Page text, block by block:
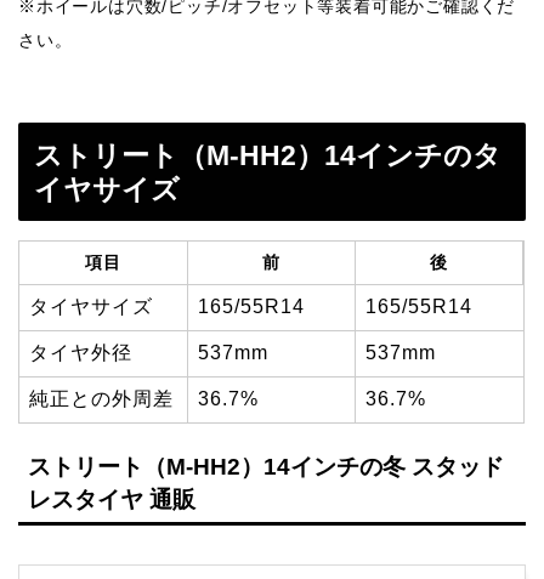
※ホイールは穴数/ピッチ/オフセット等装着可能かご確認くだ
さい。
ストリート（M-HH2）14インチのタ
イヤサイズ
項目 前 後
タイヤサイズ 165/55R14 165/55R14
タイヤ外径 537mm 537mm
純正との外周差 36.7% 36.7%
ストリート（M-HH2）14インチの冬 スタッド
レスタイヤ 通販